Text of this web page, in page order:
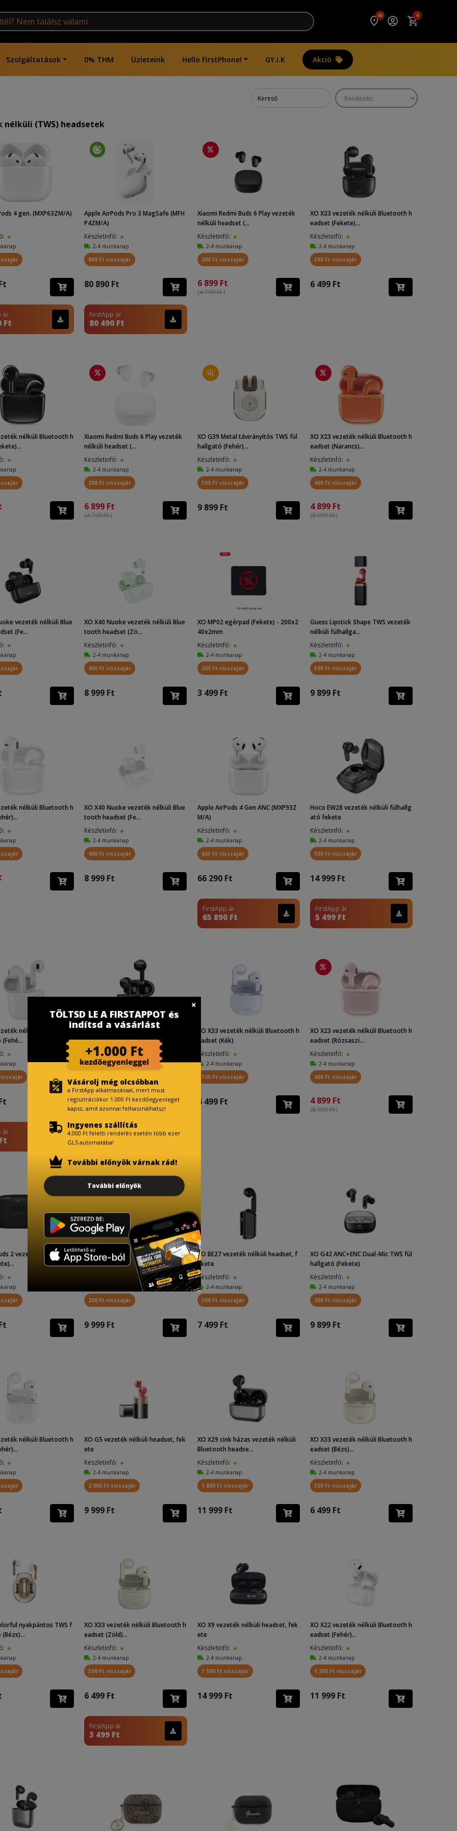
45 0
Szolgáltatások 0% THM Üzleteink Hello FirstPhone! GY.I.K Akció
nélküli (TWS) headsetek
4 gen. (MXP63ZM/A)
ár
Ft
Apple AirPods Pro 3 MagSafe (MFH
P4ZM/A)
Készletinfó:
2-4 munkanap
809 Ft visszajár
80 890 Ft
FirstApp ár
80 490 Ft
Xiaomi Redmi Buds 6 Play vezeték
nélküli headset (...
Készletinfó:
2-4 munkanap
200 Ft visszajár
6 899 Ft
(4 799 Ft )
XO X33 vezeték nélküli Bluetooth h
eadset (Fekete)...
Készletinfó:
2-4 munkanap
300 Ft visszajár
6 499 Ft
nélküli Bluetooth h
Xiaomi Redmi Buds 6 Play vezeték
nélküli headset (...
Készletinfó:
2-4 munkanap
200 Ft visszajár
6 899 Ft
(4 799 Ft )
Új
XO G39 Metal távirányítós TWS fül
hallgató (Fehér)...
Készletinfó:
2-4 munkanap
300 Ft visszajár
9 899 Ft
XO X23 vezeték nélküli Bluetooth h
eadset (Narancs)...
Készletinfó:
2-4 munkanap
400 Ft visszajár
4 899 Ft
(8 999 Ft )
vezeték nélküli Blue
(Fe...
XO X40 Nuoke vezeték nélküli Blue
tooth headset (Zö...
Készletinfó:
2-4 munkanap
400 Ft visszajár
8 999 Ft
XO MP02 egérpad (Fekete) - 200x2
40x2mm
Készletinfó:
2-4 munkanap
200 Ft visszajár
3 499 Ft
Guess Lipstick Shape TWS vezeték
nélküli fülhallga...
Készletinfó:
2-4 munkanap
300 Ft visszajár
9 899 Ft
nélküli Bluetooth h
XO X40 Nuoke vezeték nélküli Blue
tooth headset (Fe...
Készletinfó:
2-4 munkanap
400 Ft visszajár
8 999 Ft
Apple AirPods 4 Gen ANC (MXP93Z
M/A)
Készletinfó:
2-4 munkanap
663 Ft visszajár
66 290 Ft
FirstApp ár
65 890 Ft
Hoco EW28 vezeték nélküli fülhallg
ató fekete
Készletinfó:
2-4 munkanap
500 Ft visszajár
14 999 Ft
FirstApp ár
5 499 Ft
nélküli Bluetooth f
ár
XO X11 vezeték nélküli Bluetooth f
ülhallgató (Feke...
Készletinfó:
2-4 munkanap
14 999 Ft
FirstApp ár
9 999 Ft
XO X33 vezeték nélküli Bluetooth h
eadset (Kék)
Készletinfó:
2-4 munkanap
300 Ft visszajár
6 499 Ft
XO X23 vezeték nélküli Bluetooth h
eadset (Rózsaszí...
Készletinfó:
2-4 munkanap
400 Ft visszajár
4 899 Ft
(8 999 Ft )
2 vezeték nélküli hea
XO X43 Colorful nyakpántos TWS f
ülhallgató (Lila)...
200 Ft visszajár
9 999 Ft
XO BE27 vezeték nélküli headset, f
ekete
Készletinfó:
2-4 munkanap
300 Ft visszajár
7 499 Ft
XO G42 ANC+ENC Dual-Mic TWS fül
hallgató (Fekete)
Készletinfó:
2-4 munkanap
200 Ft visszajár
9 899 Ft
nélküli Bluetooth h
XO G5 vezeték nélküli headset, fek
ete
Készletinfó:
2-4 munkanap
2 000 Ft visszajár
9 999 Ft
XO X29 cink házas vezeték nélküli
Bluetooth headse...
Készletinfó:
2-4 munkanap
1 800 Ft visszajár
11 999 Ft
XO X33 vezeték nélküli Bluetooth h
eadset (Bézs)...
Készletinfó:
2-4 munkanap
300 Ft visszajár
6 499 Ft
nyakpántos TWS f
XO X33 vezeték nélküli Bluetooth h
eadset (Zöld)...
Készletinfó:
2-4 munkanap
300 Ft visszajár
6 499 Ft
FirstApp ár
3 499 Ft
XO X9 vezeték nélküli headset, fek
ete
Készletinfó:
2-4 munkanap
1 500 Ft visszajár
14 999 Ft
XO X22 vezeték nélküli Bluetooth h
eadset (Fehér)...
Készletinfó:
2-4 munkanap
1 200 Ft visszajár
11 999 Ft
TÖLTSD LE A FIRSTAPPOT és
indítsd a vásárlást
Vásárolj még olcsóbban
a FirstApp alkalmazással, mert most
regisztrációkor 1.000 Ft kezdőegyenleget
kapsz, amit azonnal felhasználhatsz!
Ingyenes szállítás
4.000 Ft feletti rendelés esetén több ezer
GLS automatába!
További előnyök várnak rád!
További előnyök